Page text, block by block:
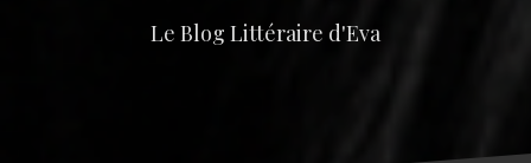
Le Blog Littéraire d'Eva